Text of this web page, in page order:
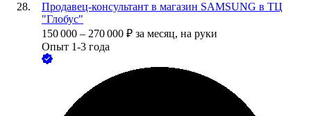
Продавец-консультант в магазин SAMSUNG в ТЦ
"Глобус"
150 000 – 270 000 ₽ за месяц, на руки
Опыт 1-3 года